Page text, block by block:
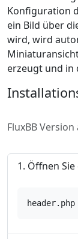
Konfiguration
ein Bild über
wird, wird
erzeugt und in
FluxBB
Öffnen
header.php